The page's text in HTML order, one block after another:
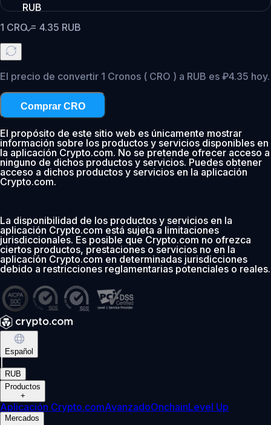
RUB
1 CRO= 4.35 RUB
El precio de convertir 1 Cronos ( CRO ) a RUB es ₽4.35 hoy.
Comprar CRO
El propósito de este sitio web es únicamente mostrar
información sobre los productos y servicios disponibles en
la aplicación Crypto.com. No se pretende ofrecer acceso a
ninguno de dichos productos y servicios. Puedes obtener
acceso a dichos productos y servicios en la aplicación
Crypto.com.
La disponibilidad de los productos y servicios en la
aplicación Crypto.com está sujeta a limitaciones
jurisdiccionales. Es posible que Crypto.com no ofrezca
ciertos productos, prestaciones o servicios no en la
aplicación Crypto.com en determinadas jurisdicciones
debido a restricciones reglamentarias potenciales o reales.
Español
RUB
Productos
+
Aplicación Crypto.comAvanzadoOnchainLevel Up
Mercados